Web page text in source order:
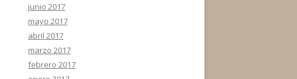
junio 2017
mayo 2017
abril 2017
marzo 2017
febrero 2017